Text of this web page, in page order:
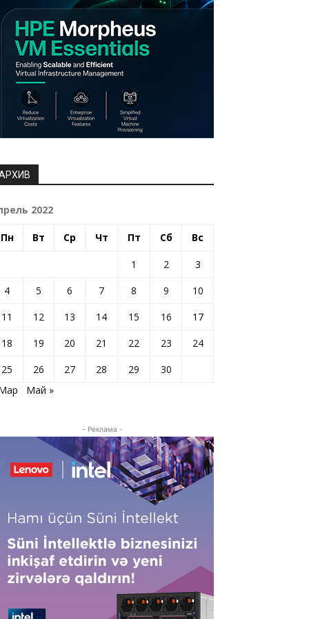
2022
Пн Вт Ср Чт Пт Сб Вс
1 2
3
4
5 6 7 8 9
10
11
12 13 14 15 16
17
18
19 20 21 22 23
24
25
26 27 28 29
30
Май »
- Реклама -